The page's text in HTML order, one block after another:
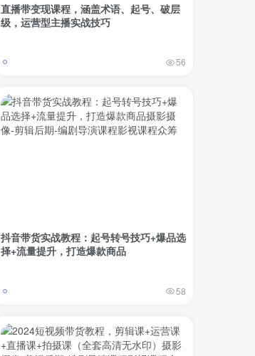
直播带变现课程，涵盖术语、起号、破层
级，运营型主播实战技巧
56
抖音带货实战教程：起号转号技巧+爆品选
择+流量提升，打造爆款商品
58